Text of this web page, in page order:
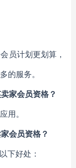
员计划更划算，
的服务。
家会员资格？
用。
会员资格？
下好处：